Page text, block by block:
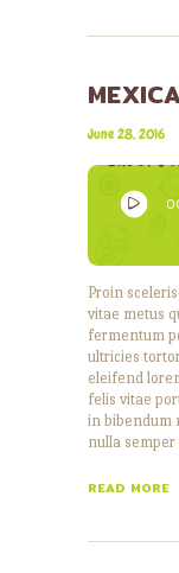
June 28, 2016
Lily
Insert
Audio
Player
Proin
vitae metus
fermentum
ultricies
eleifend
felis vitae
in bibendum
nulla
READ MORE